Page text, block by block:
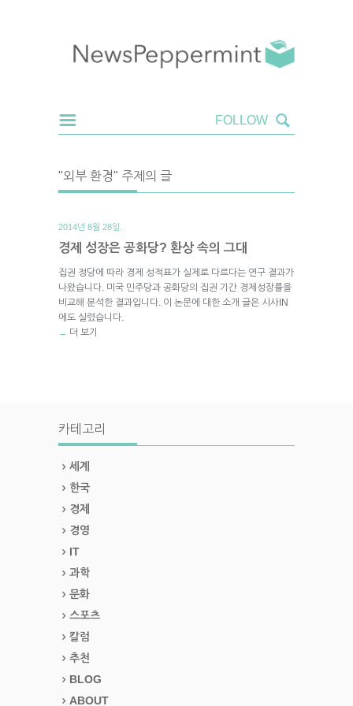
"외부 환경" 주제의 글
2014년 8월 28일.
경제 성장은 공화당? 환상 속의 그대
집권 정당에 따라 경제 성적표가 실제로 다르다는 연구 결과가
나왔습니다. 미국 민주당과 공화당의 집권 기간 경제성장률을
비교해 분석한 결과입니다. 이 논문에 대한 소개 글은 시사IN
에도 실렸습니다.
→ 더 보기
카테고리
세계
한국
경제
경영
IT
과학
문화
스포츠
칼럼
추천
BLOG
ABOUT